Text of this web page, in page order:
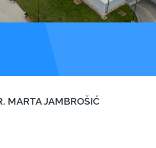
MARTA JAMBROŠIĆ